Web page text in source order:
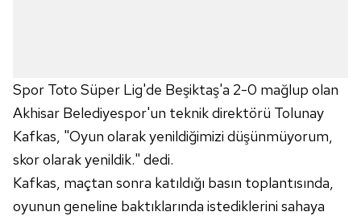
Spor Toto Süper Lig'de Beşiktaş'a 2-0 mağlup olan
Akhisar Belediyespor'un teknik direktörü Tolunay
Kafkas, "Oyun olarak yenildiğimizi düşünmüyorum,
skor olarak yenildik." dedi.
Kafkas, maçtan sonra katıldığı basın toplantısında,
oyunun geneline baktıklarında istediklerini sahaya